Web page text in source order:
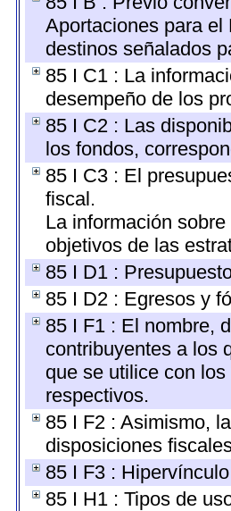
Aportaciones para
destinos señalados
85 I C1 : La
desempeño de los
85 I C2 : Las
los fondos,
85 I C3 : El
fiscal.
La información
objetivos de las
85 I D1 :
85 I D2 : Egresos y
85 I F1 : El nombre,
contribuyentes a los
que se utilice con
respectivos.
85 I F2 : Asimismo,
disposiciones
85 I F3 :
85 I H1 : Tipos de